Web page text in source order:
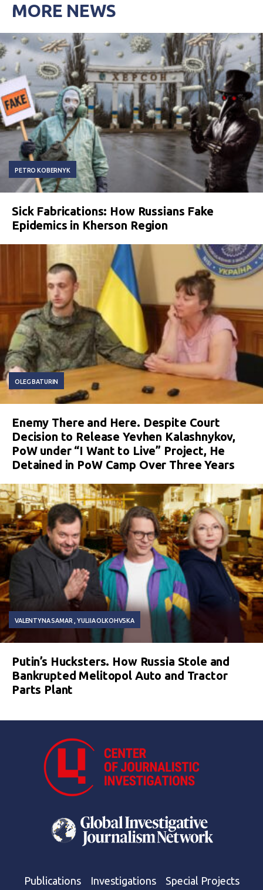
MORE NEWS
PETRO KOBERNYK
Sick Fabrications: How Russians Fake
Epidemics in Kherson Region
OLEG BATURIN
Enemy There and Here. Despite Court
Decision to Release Yevhen Kalashnykov,
PoW under “I Want to Live” Project, He
Detained in PoW Camp Over Three Years
VALENTYNA SAMAR YULIIA OLKOHVSKA
Putin’s Hucksters. How Russia Stole and
Bankrupted Melitopol Auto and Tractor
Parts Plant
Publications Investigations Special Projects